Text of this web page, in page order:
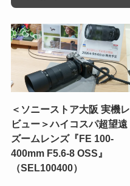
＜ソニーストア大阪 実機レ
ビュー＞ハイコスパ超望遠
ズームレンズ『FE 100-
400mm F5.6-8 OSS』
（SEL100400）